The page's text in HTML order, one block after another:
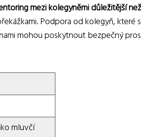
mezi kolegyněmi důležitější
Podpora od kolegyň, které
mohou poskytnout bezpečný
mluvčí